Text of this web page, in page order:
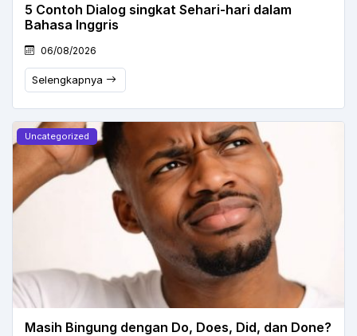
5 Contoh Dialog singkat Sehari-hari dalam
Bahasa Inggris
06/08/2026
Selengkapnya
Uncategorized
Masih Bingung dengan Do, Does, Did, dan Done?